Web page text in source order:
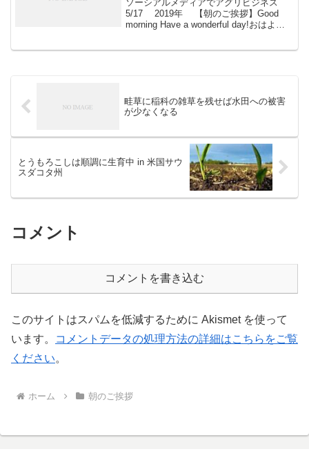
ソーシアルメディアでアグリビジネス
5/17 2019年 【朝のご挨拶】Good
morning Have a wonderful day!おはよう
畦草に稲科の雑草を残せば水田への被害
が少なくなる
とうもろこしは順調に生育中 in 米国サウ
スダコタ州
コメント
コメントを書き込む
このサイトはスパムを低減するために Akismet を使って
います。
コメントデータの処理方法の詳細はこちらをご覧
ください。
ホーム 朝のご挨拶